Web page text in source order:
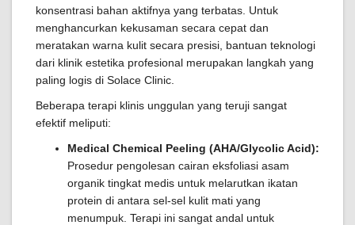
konsentrasi bahan aktifnya yang terbatas. Untuk
menghancurkan kekusaman secara cepat dan
meratakan warna kulit secara presisi, bantuan teknologi
dari klinik estetika profesional merupakan langkah yang
paling logis di Solace Clinic.
Beberapa terapi klinis unggulan yang teruji sangat
efektif meliputi:
Medical Chemical Peeling (AHA/Glycolic Acid):
Prosedur pengolesan cairan eksfoliasi asam
organik tingkat medis untuk melarutkan ikatan
protein di antara sel-sel kulit mati yang
menumpuk. Terapi ini sangat andal untuk